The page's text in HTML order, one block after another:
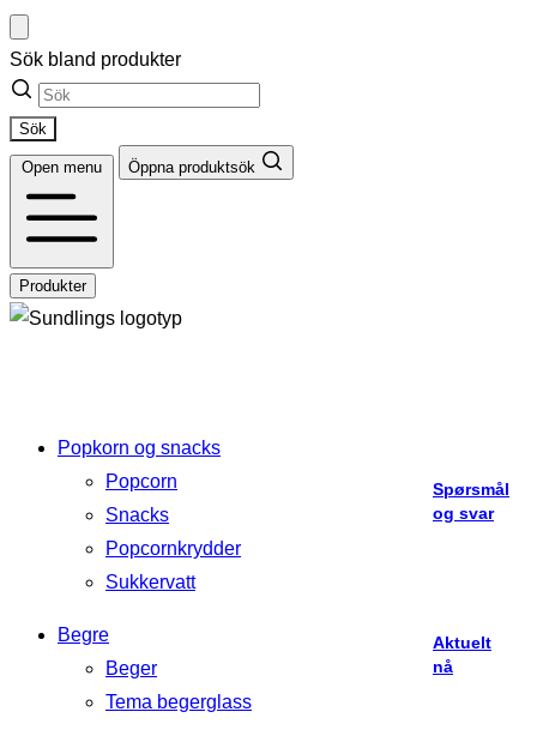
Hopp
til
innhold
Sök bland produkter
Sök
Open menu Öppna produktsök
Produkter
Popkorn og snacks
Popcorn
Snacks
Popcornkrydder
Sukkervatt
Begre
Beger
Tema begerglass
Spørsmål
og svar
Aktuelt
nå